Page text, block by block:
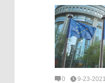
0 9-23-2021